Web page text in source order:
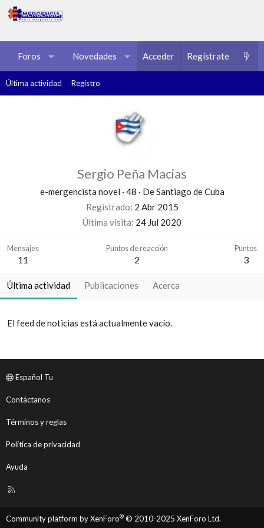
Foros Novedades Multimedia Recursos
Acceder Regístrate
Última actividad Registro
Sergio Peña Macias
e-mergencista novel · 48 · DeSantiago de Cuba
Registrado 2 Abr 2015
Última visita 24 Jul 2020
Mensajes
11
Puntos de reacción
2
Puntos
3
Última actividad Publicaciones Acerca
El feed de noticias está actualmente vacío.
Español Tu
Contáctanos
Términos y reglas
Política de privacidad
Ayuda
R
Community platform by XenForo® © 2010-2025 XenForo Ltd.